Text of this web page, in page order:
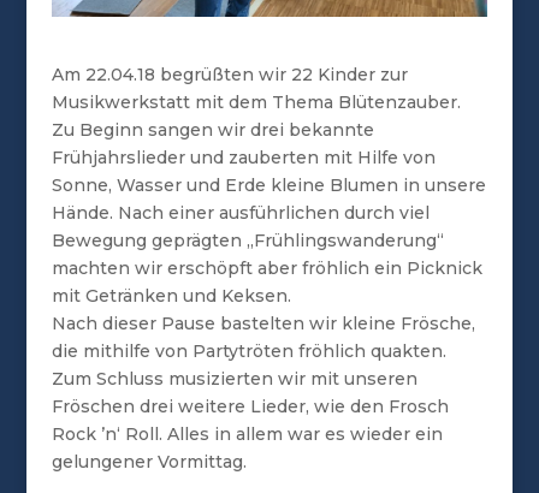
Am 22.04.18 begrüßten wir 22 Kinder zur
Musikwerkstatt mit dem Thema Blütenzauber.
Zu Beginn sangen wir drei bekannte
Frühjahrslieder und zauberten mit Hilfe von
Sonne, Wasser und Erde kleine Blumen in unsere
Hände. Nach einer ausführlichen durch viel
Bewegung geprägten „Frühlingswanderung“
machten wir erschöpft aber fröhlich ein Picknick
mit Getränken und Keksen.
Nach dieser Pause bastelten wir kleine Frösche,
die mithilfe von Partytröten fröhlich quakten.
Zum Schluss musizierten wir mit unseren
Fröschen drei weitere Lieder, wie den Frosch
Rock ’n‘ Roll. Alles in allem war es wieder ein
gelungener Vormittag.